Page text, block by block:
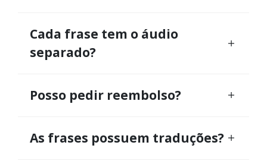
Cada frase tem o áudio
separado?
Posso pedir reembolso?
As frases possuem traduções?